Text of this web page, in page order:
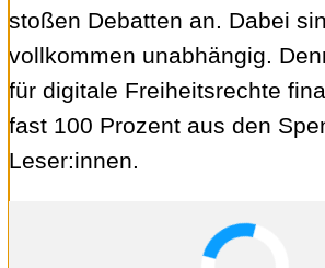
stoßen Debatten an. Dabei
vollkommen unabhängig.
für digitale Freiheitsrechte
fast 100 Prozent aus den
Leser:innen.